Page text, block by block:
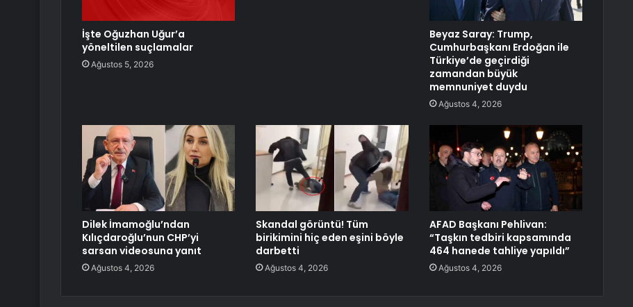
İşte Oğuzhan Uğur’a
yöneltilen suçlamalar
Ağustos 5, 2026
Beyaz Saray: Trump,
Cumhurbaşkanı Erdoğan ile
Türkiye’de geçirdiği
zamandan büyük
memnuniyet duydu
Ağustos 4, 2026
Dilek İmamoğlu’ndan
Kılıçdaroğlu’nun CHP’yi
sarsan videosuna yanıt
Ağustos 4, 2026
Skandal görüntü! Tüm
birikimini hiç eden eşini böyle
darbetti
Ağustos 4, 2026
AFAD Başkanı Pehlivan:
“Taşkın tedbiri kapsamında
464 hanede tahliye yapıldı”
Ağustos 4, 2026